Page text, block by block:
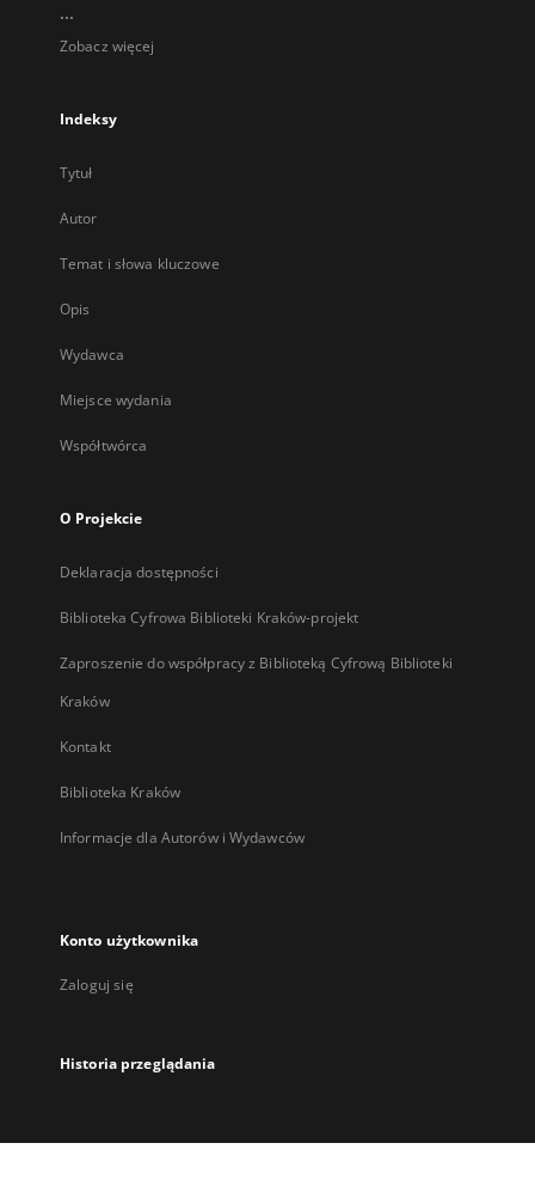
...
Zobacz więcej
Indeksy
Tytuł
Autor
Temat i słowa kluczowe
Opis
Wydawca
Miejsce wydania
Współtwórca
O Projekcie
Deklaracja dostępności
Biblioteka Cyfrowa Biblioteki Kraków-projekt
Zaproszenie do współpracy z Biblioteką Cyfrową Biblioteki
Kraków
Kontakt
Biblioteka Kraków
Informacje dla Autorów i Wydawców
Konto użytkownika
Zaloguj się
Historia przeglądania